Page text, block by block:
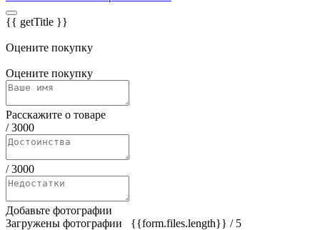
{{ getTitle }}
Оцените покупку
Оцените покупку
Расскажите о товаре
/3000
/3000
Добавьте фотографии
Загружены фотографии
{{form.files.length}} / 5